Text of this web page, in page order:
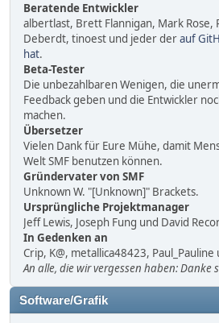
Beratende Entwickler
albertlast, Brett Flannigan, Mark Rose,
Deberdt, tinoest und jeder derauf
hat.
Beta-Tester
Die unbezahlbaren Wenigen, die
Feedback geben und die Entwickler
machen.
Übersetzer
Vielen Dank für Eure Mühe, damit
Welt SMF benutzen können.
Gründervater von SMF
Unknown W. "[Unknown]" Brackets.
Ursprüngliche Projektmanager
Jeff Lewis, Joseph Fung und David
In Gedenken an
Crip, K@, metallica48423, Paul_Pauline
An alle, die wir vergessen haben: Danke
Software/Grafik